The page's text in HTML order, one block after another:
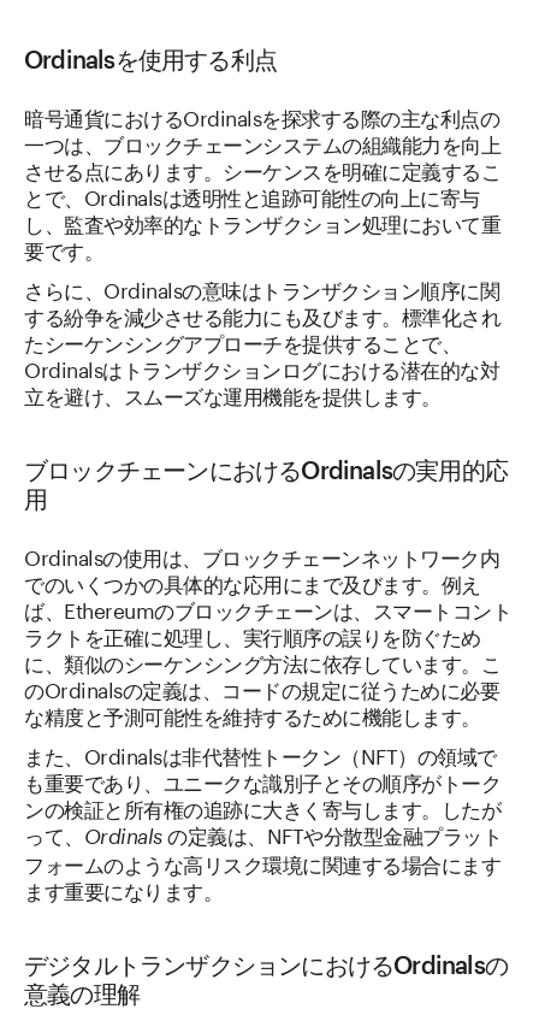
Ordinalsを使用する利点
暗号通貨におけるOrdinalsを探求する際の主な利点の
一つは、ブロックチェーンシステムの組織能力を向上
させる点にあります。シーケンスを明確に定義するこ
とで、Ordinalsは透明性と追跡可能性の向上に寄与
し、監査や効率的なトランザクション処理において重
要です。
さらに、Ordinalsの意味はトランザクション順序に関
する紛争を減少させる能力にも及びます。標準化され
たシーケンシングアプローチを提供することで、
Ordinalsはトランザクションログにおける潜在的な対
立を避け、スムーズな運用機能を提供します。
ブロックチェーンにおけるOrdinalsの実用的応
用
Ordinalsの使用は、ブロックチェーンネットワーク内
でのいくつかの具体的な応用にまで及びます。例え
ば、Ethereumのブロックチェーンは、スマートコント
ラクトを正確に処理し、実行順序の誤りを防ぐため
に、類似のシーケンシング方法に依存しています。こ
のOrdinalsの定義は、コードの規定に従うために必要
な精度と予測可能性を維持するために機能します。
また、Ordinalsは非代替性トークン（NFT）の領域で
も重要であり、ユニークな識別子とその順序がトーク
ンの検証と所有権の追跡に大きく寄与します。したが
って、
Ordinalsの定義は、NFTや分散型金融プラット
フォームのような高リスク環境に関連する場合にます
ます重要になります。
デジタルトランザクションにおけるOrdinalsの
意義の理解